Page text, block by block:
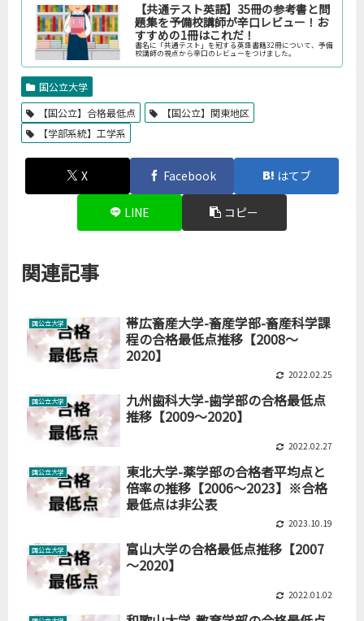
【共通テスト英語】35冊の参考書と問
題集を予備校講師が辛口レビュー！お
すすめの1冊はこれだ！
書名に「共通テスト」を冠する英語書籍32冊について、予備
校講師の視点から辛口のレビューをつけました。
国公立大学
【国公立】合格最低点
【国公立】関東地区
【学部系統】工学系
X Facebook はてブ
LINE コピー
関連記事
国公立大学
帯広畜産大学-畜産学部-畜産科学課
程の合格最低点推移【2008～
2020】
2022.02.25
国公立大学
九州歯科大学-歯学部の合格最低点
推移【2009～2020】
2022.02.27
国公立大学
東北大学-薬学部の合格者平均点と
倍率の推移【2006～2023】※合格
最低点は非公表
2023.10.19
国公立大学
富山大学の合格最低点推移【2007
～2020】
2022.01.02